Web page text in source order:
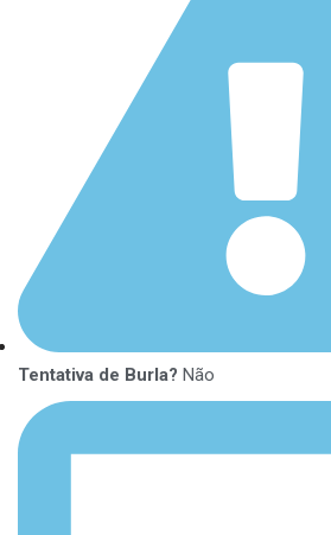
Tentativa de Burla? Não